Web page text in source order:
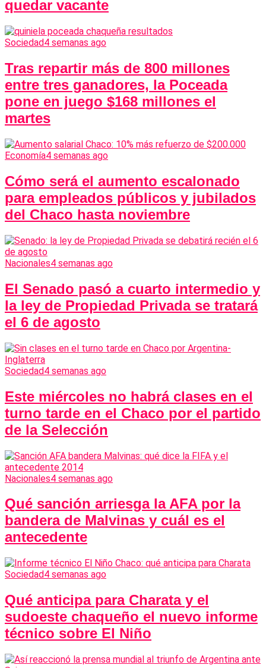
quedar vacante
Sociedad4 semanas ago
Tras repartir más de 800 millones
entre tres ganadores, la Poceada
pone en juego $168 millones el
martes
Economía4 semanas ago
Cómo será el aumento escalonado
para empleados públicos y jubilados
del Chaco hasta noviembre
Nacionales4 semanas ago
El Senado pasó a cuarto intermedio y
la ley de Propiedad Privada se tratará
el 6 de agosto
Sociedad4 semanas ago
Este miércoles no habrá clases en el
turno tarde en el Chaco por el partido
de la Selección
Nacionales4 semanas ago
Qué sanción arriesga la AFA por la
bandera de Malvinas y cuál es el
antecedente
Sociedad4 semanas ago
Qué anticipa para Charata y el
sudoeste chaqueño el nuevo informe
técnico sobre El Niño